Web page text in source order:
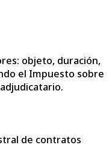
objeto, duración,
el Impuesto sobre
de contratos